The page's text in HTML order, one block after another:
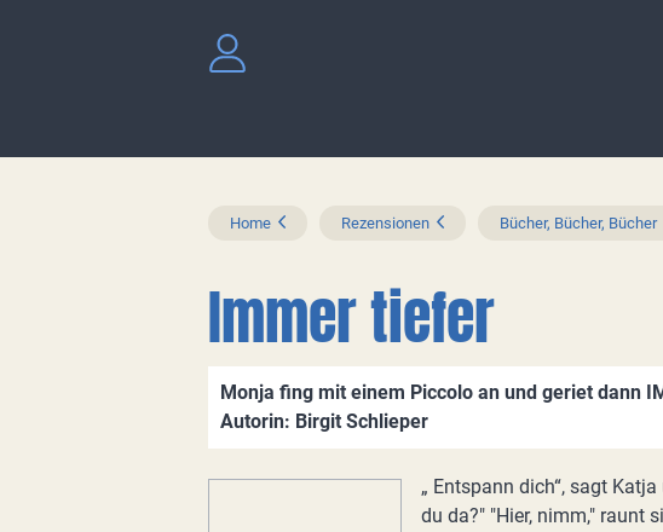
Home Rezensionen Bücher, Bücher, Bücher
Immer tiefer
Monja fing mit einem Piccolo an und geriet dann
Autorin: Birgit Schlieper
„ Entspann dich“, sagt
du da?" "Hier, nimm," raunt